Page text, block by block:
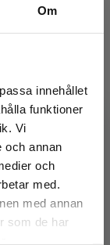
Om
innehållet
funktioner
Vi
och annan
och
med.
med annan
som de har